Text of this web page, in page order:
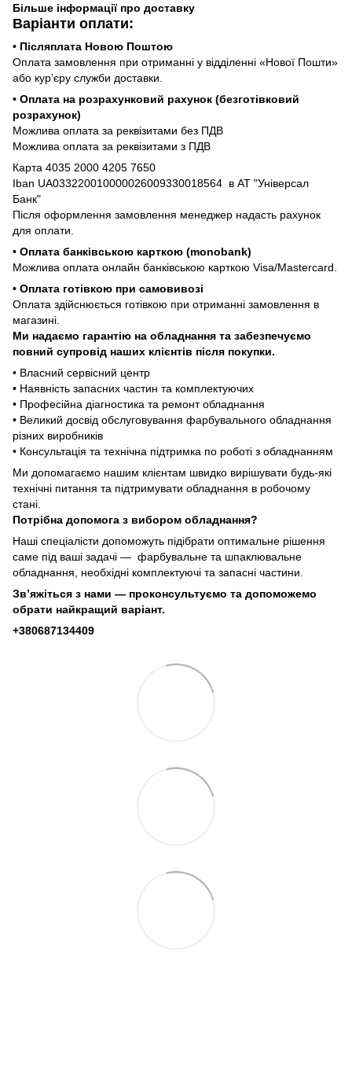
Більше інформації про доставку
Варіанти оплати:
• Післяплата Новою Поштою
Оплата замовлення при отриманні у відділенні «Нової Пошти»
або курʼєру служби доставки.
• Оплата на розрахунковий рахунок (безготівковий
розрахунок)
Можлива оплата за реквізитами без ПДВ
Можлива оплата за реквізитами з ПДВ
Карта 4035 2000 4205 7650
Iban UA033220010000026009330018564 в АТ "Універсал
Банк"
Після оформлення замовлення менеджер надасть рахунок
для оплати.
• Оплата банківською карткою (monobank)
Можлива оплата онлайн банківською карткою Visa/Mastercard.
• Оплата готівкою при самовивозі
Оплата здійснюється готівкою при отриманні замовлення в
магазині.
Ми надаємо гарантію на обладнання та забезпечуємо
повний супровід наших клієнтів після покупки.
• Власний сервісний центр
• Наявність запасних частин та комплектуючих
• Професійна діагностика та ремонт обладнання
• Великий досвід обслуговування фарбувального обладнання
різних виробників
• Консультація та технічна підтримка по роботі з обладнанням
Ми допомагаємо нашим клієнтам швидко вирішувати будь-які
технічні питання та підтримувати обладнання в робочому
стані.
Потрібна допомога з вибором обладнання?
Наші спеціалісти допоможуть підібрати оптимальне рішення
саме під ваші задачі — фарбувальне та шпаклювальне
обладнання, необхідні комплектуючі та запасні частини.
Зв’яжіться з нами — проконсультуємо та допоможемо
обрати найкращий варіант.
+380687134409